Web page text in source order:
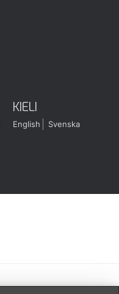
KIELI
English Svenska